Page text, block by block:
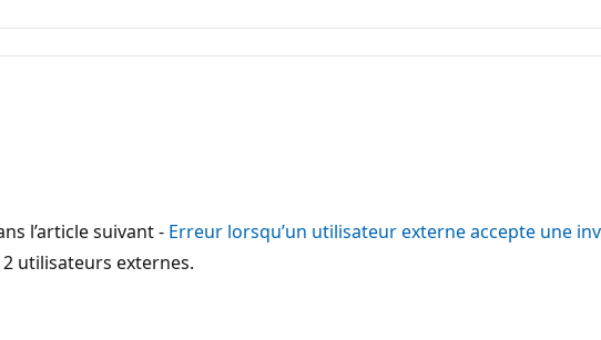
l’article suivant - Erreur lorsqu’un utilisateur externe accepte une
utilisateurs externes.